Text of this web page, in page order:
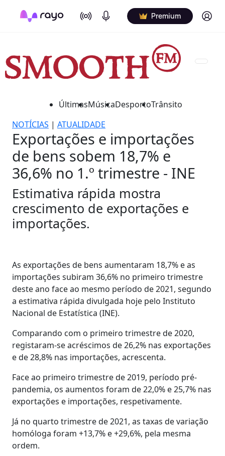
On Air Podcasts Premium Log in
ÚltimasMúsicaDesportoTrânsito
NOTÍCIAS | ATUALIDADE
Exportações e importações
de bens sobem 18,7% e
36,6% no 1.º trimestre - INE
Estimativa rápida mostra
crescimento de exportações e
importações.
As exportações de bens aumentaram 18,7% e as
importações subiram 36,6% no primeiro trimestre
deste ano face ao mesmo período de 2021, segundo
a estimativa rápida divulgada hoje pelo Instituto
Nacional de Estatística (INE).
Comparando com o primeiro trimestre de 2020,
registaram-se acréscimos de 26,2% nas exportações
e de 28,8% nas importações, acrescenta.
Face ao primeiro trimestre de 2019, período pré-
pandemia, os aumentos foram de 22,0% e 25,7% nas
exportações e importações, respetivamente.
Já no quarto trimestre de 2021, as taxas de variação
homóloga foram +13,7% e +29,6%, pela mesma
ordem.